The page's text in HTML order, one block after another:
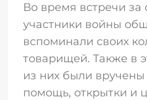
Во время встречи за
участники войны
вспоминали своих
товарищей. Также в
из них были
помощь, открытки и